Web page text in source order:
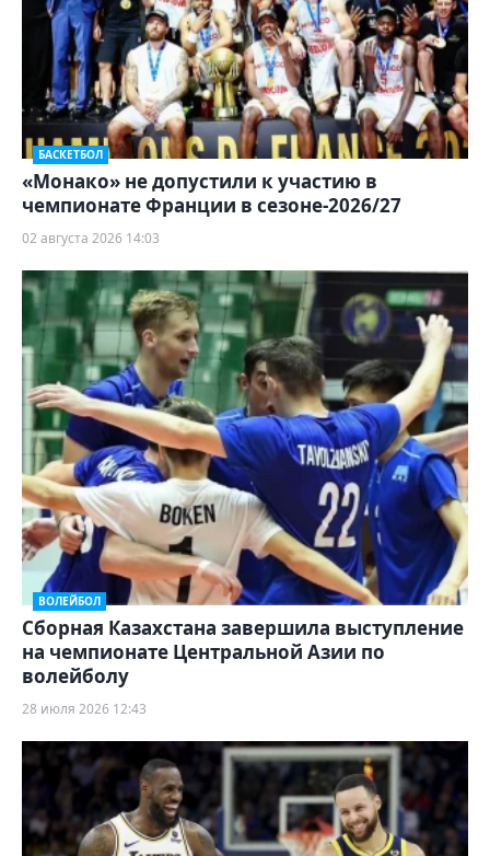
БАСКЕТБОЛ
«Монако» не допустили к участию в
чемпионате Франции в сезоне-2026/27
02 августа 2026 14:03
ВОЛЕЙБОЛ
Сборная Казахстана завершила выступление
на чемпионате Центральной Азии по
волейболу
28 июля 2026 12:43